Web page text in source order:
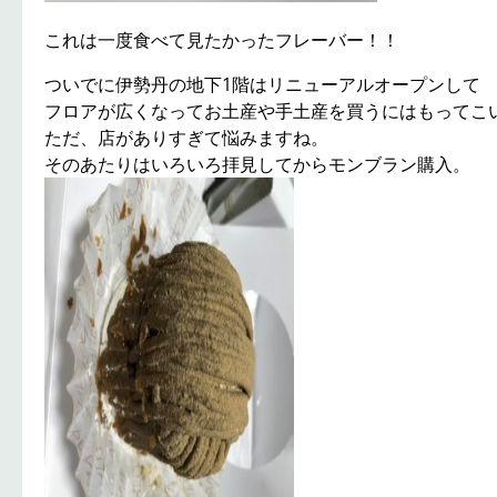
これは一度食べて見たかったフレーバー！！
ついでに伊勢丹の地下1階はリニューアルオープンして
フロアが広くなってお土産や手土産を買うにはもってこ
ただ、店がありすぎて悩みますね。
そのあたりはいろいろ拝見してからモンブラン購入。